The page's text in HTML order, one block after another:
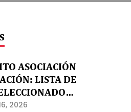
ASOCIACIÓN
LISTA DE
2026